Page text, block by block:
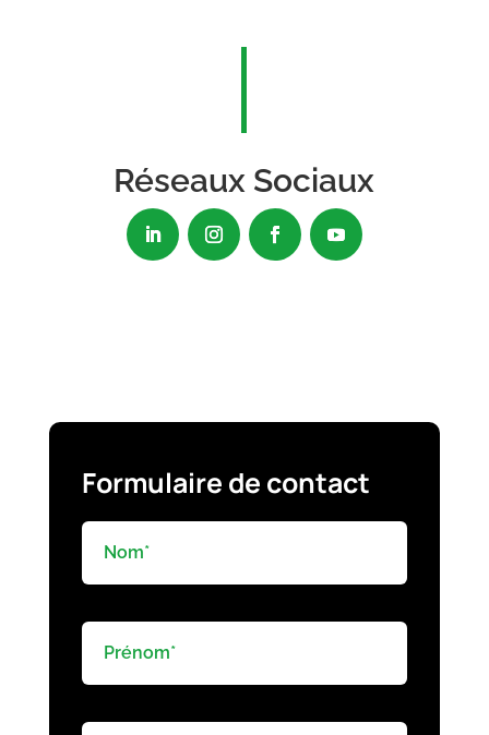
Réseaux Sociaux
Formulaire de contact